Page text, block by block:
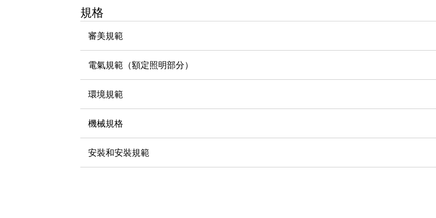
使人機協作更安全、更高效
提高半導體製造裝置設計自由度的方法
瞬間完成開關的更換，避免停機時間拉長
瀏覽全部
規格
審美規範
電氣規範（額定照明部分）
環境規範
機械規格
安裝和安裝規範